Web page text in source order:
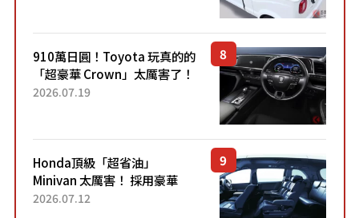
了！...
910萬日圓！Toyota 玩真的的
「超豪華 Crown」太厲害了！
採用由「匠人技藝」打造的
2026.07.19
Honda頂級「超省油」
Minivan 太厲害！ 採用豪華
「真皮座椅」與專屬「黑色內
2026.07.12